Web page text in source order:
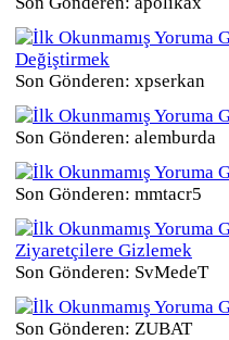
Değiştirmek
Son Gönderen: xpserkan
Son Gönderen: alemburda
Son Gönderen: mmtacr5
Ziyaretçilere Gizlemek
Son Gönderen: SvMedeT
Son Gönderen: ZUBAT